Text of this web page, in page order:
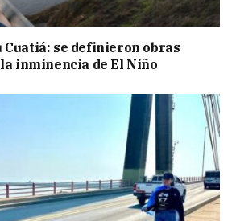
Cuatiá: se definieron obras
inminencia de El Niño